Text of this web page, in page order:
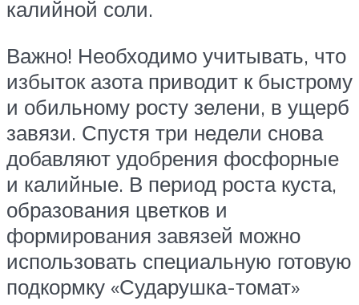
калийной соли.
Важно! Необходимо учитывать, что
избыток азота приводит к быстрому
и обильному росту зелени, в ущерб
завязи. Спустя три недели снова
добавляют удобрения фосфорные
и калийные. В период роста куста,
образования цветков и
формирования завязей можно
использовать специальную готовую
подкормку «Сударушка-томат»